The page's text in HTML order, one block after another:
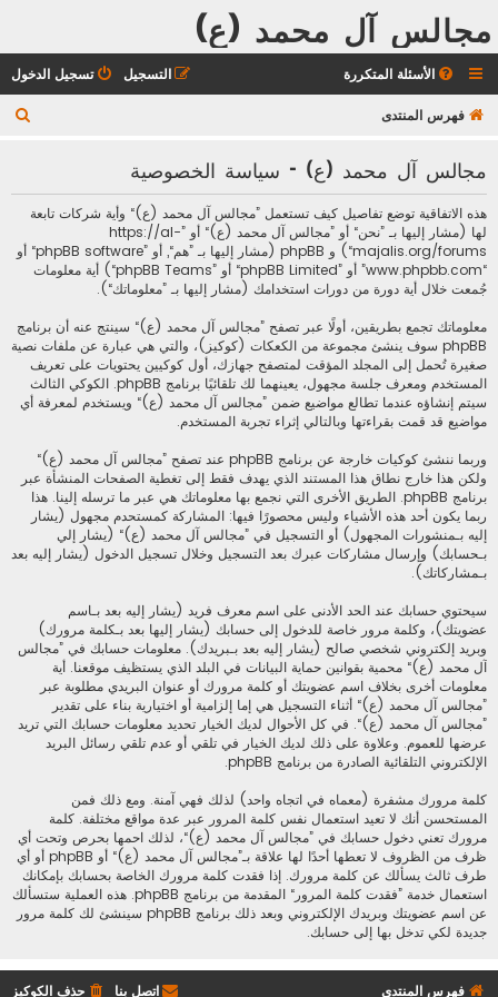
مجالس آل محمد (ع)
الأسئلة المتكررة تسجيل الدخول التسجيل
فهرس المنتدى
مجالس آل محمد (ع) - سياسة الخصوصية
هذه الاتفاقية توضع تفاصيل كيف تستعمل ”مجالس آل محمد (ع)“ وأية شركات تابعة
لها (مشار إليها بـ ”نحن“ أو ”مجالس آل محمد (ع)“ أو ”https://al-
majalis.org/forums“) و phpBB (مشار إليها بـ ”هم“, أو ”phpBB software“ أو
“www.phpbb.com” أو ”phpBB Limited“ أو ”phpBB Teams“) أية معلومات
جُمعت خلال أية دورة من دورات استخدامك (مشار إليها بـ ”معلوماتك“).
معلوماتك تجمع بطريقين، أولًا عبر تصفح ”مجالس آل محمد (ع)“ سينتج عنه أن برنامج
phpBB سوف ينشئ مجموعة من الكعكات (كوكيز)، والتي هي عبارة عن ملفات نصية
صغيرة تُحمل إلى المجلد المؤقت لمتصفح جهازك، أول كوكيين يحتويات على تعريف
المستخدم ومعرف جلسة مجهول، يعينهما لك تلقائيًا برنامج phpBB. الكوكي الثالث
سيتم إنشاؤه عندما تطالع مواضيع ضمن ”مجالس آل محمد (ع)“ ويستخدم لمعرفة أي
مواضيع قد قمت بقراءتها وبالتالي إثراء تجربة المستخدم.
وربما ننشئ كوكيات خارجة عن برنامج phpBB عند تصفح ”مجالس آل محمد (ع)“
ولكن هذا خارج نطاق هذا المستند الذي يهدف فقط إلى تغطية الصفحات المنشأة عبر
برنامج phpBB. الطريق الأخرى التي نجمع بها معلوماتك هي عبر ما ترسله إلينا. هذا
ربما يكون أحد هذه الأشياء وليس محصورًا فيها: المشاركة كمستحدم مجهول (يشار
إليه بـمنشورات المجهول) أو التسجيل في ”مجالس آل محمد (ع)“ (يشار إلي
بـحسابك) وإرسال مشاركات عبرك بعد التسجيل وخلال تسجيل الدخول (يشار إليه بعد
بـمشاركاتك).
سيحتوي حسابك عند الحد الأدنى على اسم معرف فريد (يشار إليه بعد بـاسم
عضويتك)، وكلمة مرور خاصة للدخول إلى حسابك (يشار إليها بعد بـكلمة مرورك)
وبريد إلكتروني شخصي صالح (يشار إليه بعد بـبريدك). معلومات حسابك في ”مجالس
آل محمد (ع)“ محمية بقوانين حماية البيانات في البلد الذي يستظيف موقعنا. أية
معلومات أخرى بخلاف اسم عضويتك أو كلمة مرورك أو عنوان البريدي مطلوبة عبر
”مجالس آل محمد (ع)“ أثناء التسجيل هي إما إلزامية أو اختيارية بناء على تقدير
”مجالس آل محمد (ع)“. في كل الأحوال لديك الخيار تحديد معلومات حسابك التي تريد
عرضها للعموم. وعلاوة على ذلك لديك الخيار في تلقي أو عدم تلقي رسائل البريد
الإلكتروني التلقائية الصادرة من برنامج phpBB.
كلمة مرورك مشفرة (معماه في اتجاه واحد) لذلك فهي آمنة. ومع ذلك فمن
المستحسن أنك لا تعيد استعمال نفس كلمة المرور عبر عدة مواقع مختلفة. كلمة
مرورك تعني دخول حسابك في ”مجالس آل محمد (ع)“، لذلك احمها بحرص وتحت أي
ظرف من الظروف لا تعطها أحدًا لها علاقة بـ”مجالس آل محمد (ع)“ أو phpBB أو أي
طرف ثالث يسألك عن كلمة مرورك. إذا فقدت كلمة مرورك الخاصة بحسابك بإمكانك
استعمال خدمة ”فقدت كلمة المرور“ المقدمة من برنامج phpBB. هذه العملية ستسألك
عن اسم عضويتك وبريدك الإلكتروني وبعد ذلك برنامج phpBB سينشئ لك كلمة مرور
جديدة لكي تدخل بها إلى حسابك.
فهرس المنتدى حذف الكوكيز اتصل بنا